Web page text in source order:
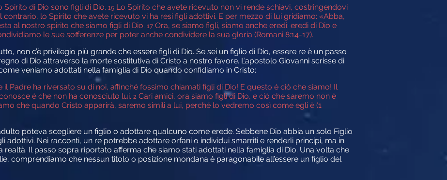
di Dio sono figli di Dio. 15 Lo Spirito che avete ricevuto non vi rende schiavi, costringendovi
lo Spirito che avete ricevuto vi ha resi figli adottivi. E per mezzo di lui gridiamo: «Abba,
al nostro spirito che siamo figli di Dio. 17 Ora, se siamo figli, siamo anche eredi: eredi di Dio e
le sue sofferenze per poter anche condividere la sua gloria (Romani 8:14-17).
non c’è privilegio più grande che essere figli di Dio. Se sei un figlio di Dio, essere re è un passo
di Dio attraverso la morte sostitutiva di Cristo a nostro favore. L’apostolo Giovanni scrisse di
veniamo adottati nella famiglia di Dio quando confidiamo in Cristo:
Padre ha riversato su di noi, affinché fossimo chiamati figli di Dio! E questo è ciò che siamo! Il
è che non ha conosciuto lui. 2 Cari amici, ora siamo figli di Dio, e ciò che saremo non è
che quando Cristo apparirà, saremo simili a lui, perché lo vedremo così come egli è (1
poteva scegliere un figlio o adottare qualcuno come erede. Sebbene Dio abbia un solo Figlio
adottivi. Nei racconti, un re potrebbe adottare orfani o individui smarriti e renderli principi, ma in
realtà. Il passo sopra riportato afferma che siamo stati adottati nella famiglia di Dio. Una volta che
comprendiamo che nessun titolo o posizione mondana è paragonabile all’essere un figlio del